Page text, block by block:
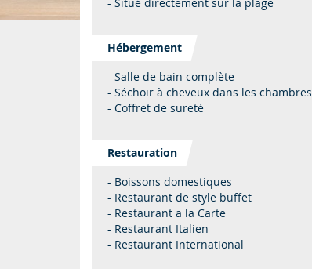
Hébergement
- Salle de bain complète
- Séchoir à cheveux dans les chambres
- Coffret de sureté
Restauration
- Boissons domestiques
- Restaurant de style buffet
- Restaurant a la Carte
- Restaurant Italien
- Restaurant International